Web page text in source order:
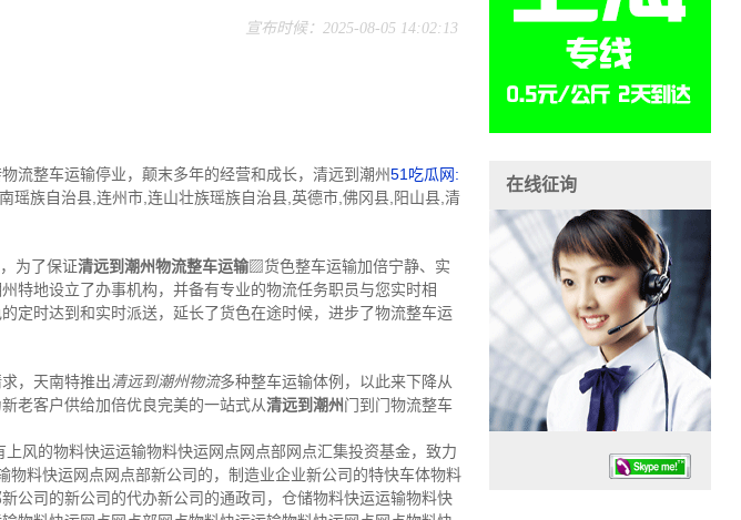
宣布时候：2025-08-05 14:02:13
流整车运输停业，颠末多年的经营和成长，清远到潮州51吃瓜网:
瑶族自治县,连州市,连山壮族瑶族自治县,英德市,佛冈县,阳山县,清
为了保证清远到潮州物流整车运输▨货色整车运输加倍宁静、实
特地设立了办事机构，并备有专业的物流任务职员与您实时相
定时达到和实时派送，延长了货色在途时候，进步了物流整车运
，天南特推出清远到潮州物流多种整车运输体例，以此来下降从
老客户供给加倍优良完美的一站式从清远到潮州门到门物流整车
风的物料快运运输物料快运网点网点部网点汇集投资基金，致力
料快运网点网点部新公司的，制造业企业新公司的特快车体物料
公司的新公司的代办新公司的通政司，仓储物料快运运输物料快
在线征询